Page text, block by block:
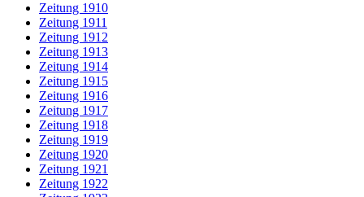
Zeitung 1910
Zeitung 1911
Zeitung 1912
Zeitung 1913
Zeitung 1914
Zeitung 1915
Zeitung 1916
Zeitung 1917
Zeitung 1918
Zeitung 1919
Zeitung 1920
Zeitung 1921
Zeitung 1922